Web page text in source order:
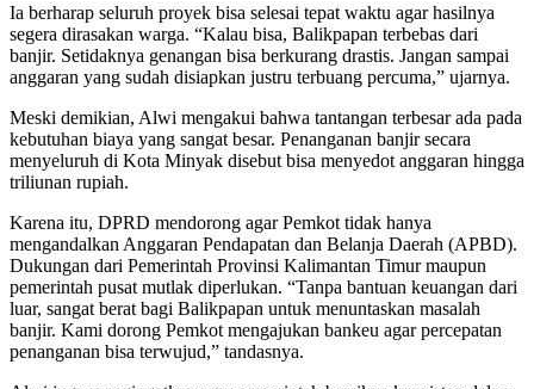
Ia berharap seluruh proyek bisa selesai tepat waktu agar hasilnya
segera dirasakan warga. “Kalau bisa, Balikpapan terbebas dari
banjir. Setidaknya genangan bisa berkurang drastis. Jangan sampai
anggaran yang sudah disiapkan justru terbuang percuma,” ujarnya.
Meski demikian, Alwi mengakui bahwa tantangan terbesar ada pada
kebutuhan biaya yang sangat besar. Penanganan banjir secara
menyeluruh di Kota Minyak disebut bisa menyedot anggaran hingga
triliunan rupiah.
Karena itu, DPRD mendorong agar Pemkot tidak hanya
mengandalkan Anggaran Pendapatan dan Belanja Daerah (APBD).
Dukungan dari Pemerintah Provinsi Kalimantan Timur maupun
pemerintah pusat mutlak diperlukan. “Tanpa bantuan keuangan dari
luar, sangat berat bagi Balikpapan untuk menuntaskan masalah
banjir. Kami dorong Pemkot mengajukan bankeu agar percepatan
penanganan bisa terwujud,” tandasnya.